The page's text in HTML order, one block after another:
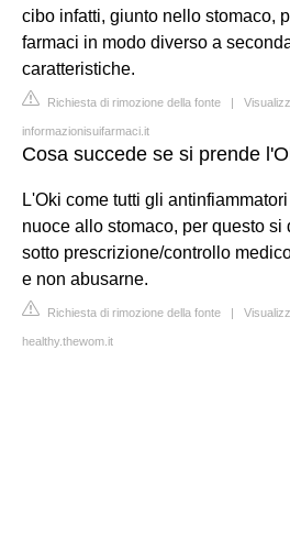
cibo infatti, giunto nello stomaco,
farmaci in modo diverso a
caratteristiche.
Richiesta di rimozione della fonte |
informazionisuifarmaci.it
Cosa succede se si prende
L'Oki come tutti gli
nuoce allo stomaco, per questo si
sotto prescrizione/controllo
e non abusarne.
Richiesta di rimozione della fonte |
healthy.thewom.it